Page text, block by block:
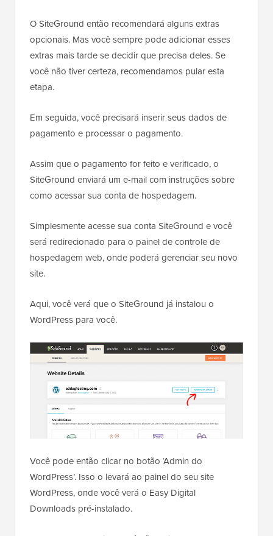
O SiteGround então recomendará alguns extras
opcionais. Mas você sempre pode adicionar esses
extras mais tarde se decidir que precisa deles. Se
você não tiver certeza, recomendamos pular esta
etapa.
Em seguida, você precisará inserir seus dados de
pagamento e processar o pagamento.
Assim que o pagamento for feito e verificado, o
SiteGround enviará um e-mail com instruções sobre
como acessar sua conta de hospedagem.
Simplesmente acesse sua conta SiteGround e você
será redirecionado para o painel de controle de
hospedagem web, onde poderá gerenciar seu novo
site.
Aqui, você verá que o SiteGround já instalou o
WordPress para você.
Você pode então clicar no botão ‘Admin do
WordPress’. Isso o levará ao painel do seu site
WordPress, onde você verá o Easy Digital
Downloads pré-instalado.